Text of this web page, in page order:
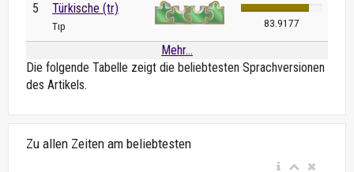
5 Türkische (tr)
Tıp 83.9177
Mehr...
Die folgende Tabelle zeigt die beliebtesten Sprachversionen
des Artikels.
Zu allen Zeiten am beliebtesten